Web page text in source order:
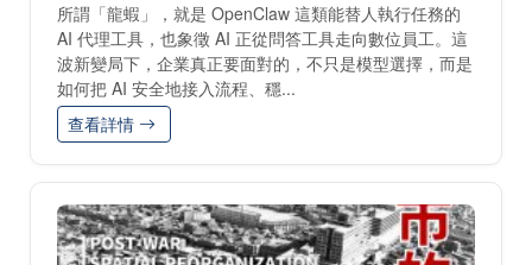
所謂「龍蝦」，就是 OpenClaw 這類能替人執行任務的
AI 代理工具，也象徵 AI 正從問答工具走向數位員工。這
波新變局下，企業真正要面對的，不只是模型選擇，而是
如何把 AI 安全地接入流程、穩...
查看詳情